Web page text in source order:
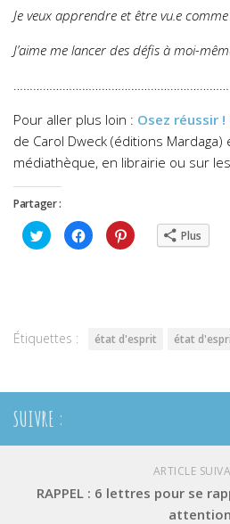
Je veux apprendre et être vu.e
J’aime me lancer des défis à moi-
Pour aller plus loin : Osez réussir !
de Carol Dweck (éditions
médiathèque, en librairie ou sur
Partager :
Cliquez
pour
partager
Cliquez
pour
partager
Cliquez
pour Plus
Étiquettes : état d'esprit état
SUIVRE :
ARTICLE
RAPPEL : 6 lettres pour se
attention